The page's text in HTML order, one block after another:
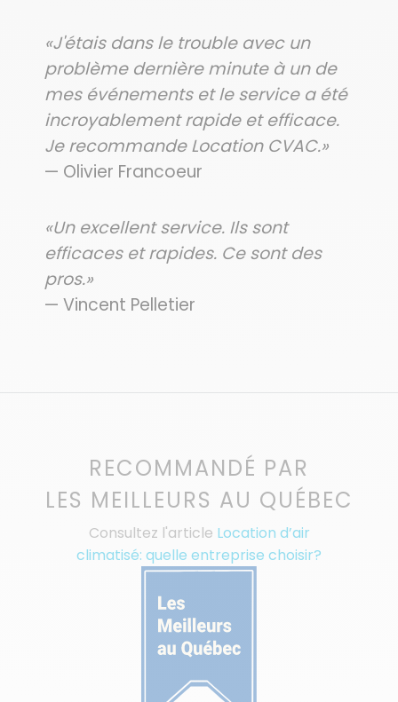
«J'étais dans le trouble avec un
problème dernière minute à un de
mes événements et le service a été
incroyablement rapide et efficace.
Je recommande Location CVAC.»
— Olivier Francoeur
«Un excellent service. Ils sont
efficaces et rapides. Ce sont des
pros.»
— Vincent Pelletier
RECOMMANDÉ PAR
LES MEILLEURS AU QUÉBEC
Consultez l'article Location d’air
climatisé: quelle entreprise choisir?